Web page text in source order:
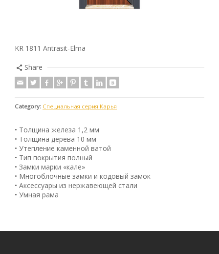
KR 1811 Antrasit-Elma
Share
Category: Специальная серия Карья
• Толщина железа 1,2 мм
• Толщина дерева 10 мм
• Утепление каменной ватой
• Тип покрытия полный
• Замки марки «кале»
• Многоблочные замки и кодовый замок
• Аксессуары из нержавеющей стали
• Умная рама